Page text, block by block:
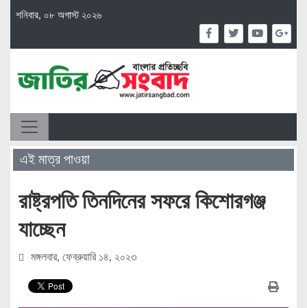
শনিবার, ০৮ অগাস্ট ২০২৬
এই মাত্র পাওয়া
রাষ্ট্রপতি তিনদিনের সফরে কিশোরগঞ্জ
যাচ্ছেন
মঙ্গলবার, ফেব্রুয়ারি ১৪, ২০২৩